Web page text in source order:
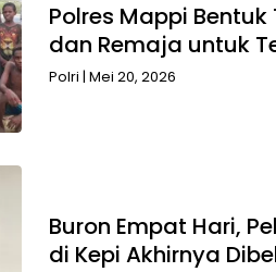
Polres Mappi
dan Remaja untuk
Polri |Mei 20, 2026
Buron Empat Hari,
di Kepi Akhirnya